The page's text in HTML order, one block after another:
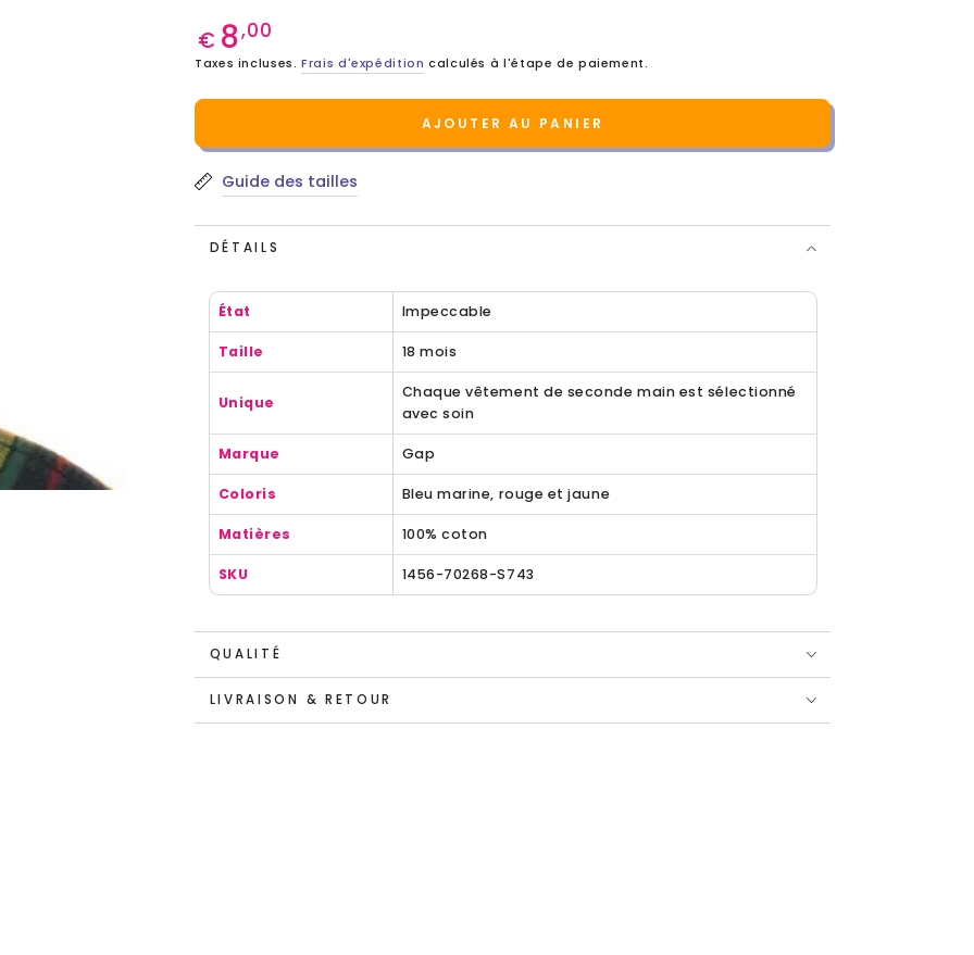
Prix
normal
€ 8,00
Taxes incluses.Frais d'expédition calculés à l'étape de paiement.
AJOUTER AU PANIER
Guide des tailles
DÉTAILS
État Impeccable
Taille 18 mois
Unique
Chaque vêtement de seconde main est sélectionné
avec soin
Marque Gap
Coloris Bleu marine, rouge et jaune
Matières 100% coton
SKU 1456-70268-S743
QUALITÉ
LIVRAISON & RETOUR